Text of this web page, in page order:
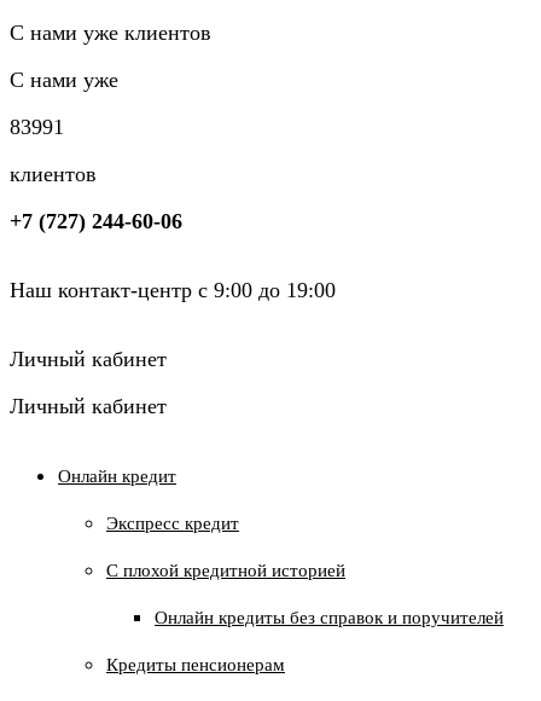
С нами уже клиентов
С нами уже
83991
клиентов
+7 (727) 244-60-06
Наш контакт-центр с 9:00 до 19:00
Личный кабинет
Личный кабинет
Онлайн кредит
Экспресс кредит
C плохой кредитной историей
Онлайн кредиты без справок и поручителей
Кредиты пенсионерам